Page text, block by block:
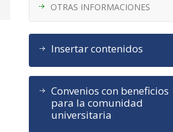
OTRAS INFORMACIONES
Insertar contenidos
Convenios con beneficios
para la comunidad
universitaria